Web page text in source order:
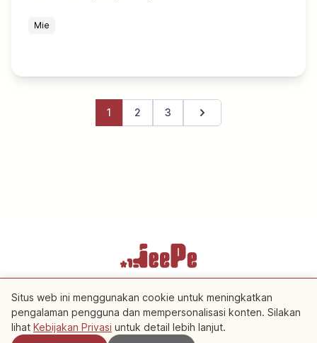
Mie
1 2 3 Halaman berikutnya
Copyright © 2026 JeePe Inc. All rights reserved.
Situs web ini menggunakan cookie untuk meningkatkan
pengalaman pengguna dan mempersonalisasi konten. Silakan
lihat Kebijakan Privasi untuk detail lebih lanjut.